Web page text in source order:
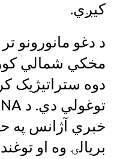
کیږي.
د دغو مانورونو
مخکي شمالي
دوه ستراتیژیک
خبري آژانس په
بریالۍ وه او